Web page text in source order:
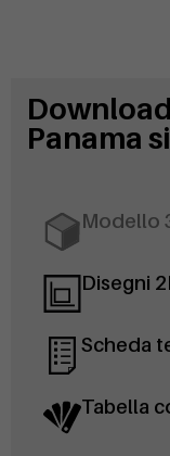
Panama
Modello
Disegni
Scheda
Tabella